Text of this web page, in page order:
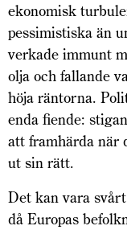
ekonomisk
pessimistiska än
verkade immunt
olja och fallande
höja räntorna.
enda fiende:
att framhärda när
ut sin rätt.
Det kan vara
då Europas